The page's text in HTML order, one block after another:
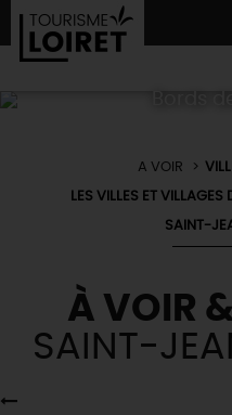
ON A
VOS
RÉSERVER
EN MODE
Où manger
A VOIR
LES VILLES ET VILLAGES
SAINT-
À VOIR
SAINT-